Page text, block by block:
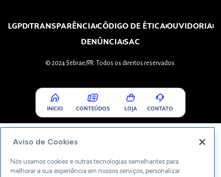
LGPDTRANSPARÊNCIACÓDIGO DE ÉTICAOUVIDORIA
DENÚNCIASAC
© 2024 Sebrae/PR. Todos os direitos reservados.
INICIO CONTEÚDOS LOJA CONTATO
Aviso de Cookies
Nós usamos cookies e outras tecnologias semelhantes para
melhorar a sua experiência em nossos serviços, personalizar